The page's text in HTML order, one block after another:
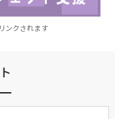
ンクされます